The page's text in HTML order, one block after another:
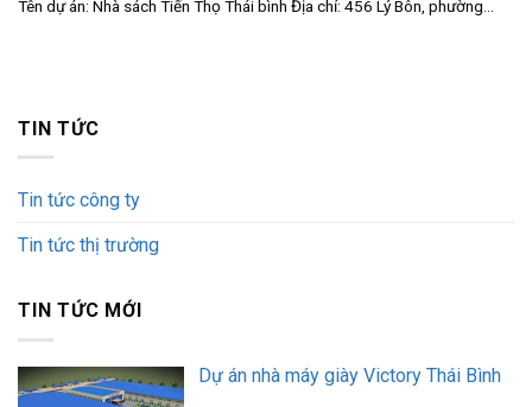
TIN TỨC
Tin tức công ty
Tin tức thị trường
TIN TỨC MỚI
Dự án nhà máy giày Victory Thái Bình
Tên dự án: Nhà sách Tiến Thọ Thái bình Địa chỉ: 456 Lý Bôn, phường...